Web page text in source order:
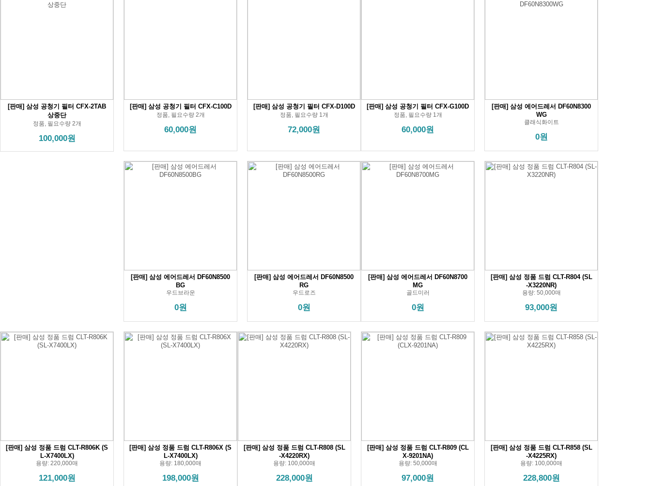
[판매] 삼성 공청기 필터 CFX-2TAB
상중단
정품, 필요수량 2개
100,000원
[판매] 삼성 공청기 필터 CFX-C100D
정품, 필요수량 2개
60,000원
[판매] 삼성 공청기 필터 CFX-D100D
정품, 필요수량 1개
72,000원
[판매] 삼성 공청기 필터 CFX-G100D
정품, 필요수량 1개
60,000원
[판매] 삼성 에어드레서 DF60N8300
WG
클래식화이트
0원
[판매] 삼성 에어드레서 DF60N8500
BG
우드브라운
0원
[판매] 삼성 에어드레서 DF60N8500
RG
우드로즈
0원
[판매] 삼성 에어드레서 DF60N8700
MG
골드미러
0원
[판매] 삼성 정품 드럼 CLT-R804 (SL
-X3220NR)
용량: 50,000매
93,000원
[판매] 삼성 정품 드럼 CLT-R806K (S
L-X7400LX)
용량: 220,000매
121,000원
[판매] 삼성 정품 드럼 CLT-R806X (S
L-X7400LX)
용량: 180,000매
198,000원
[판매] 삼성 정품 드럼 CLT-R808 (SL
-X4220RX)
용량: 100,000매
228,000원
[판매] 삼성 정품 드럼 CLT-R809 (CL
X-9201NA)
용량: 50,000매
97,000원
[판매] 삼성 정품 드럼 CLT-R858 (SL
-X4225RX)
용량: 100,000매
228,800원